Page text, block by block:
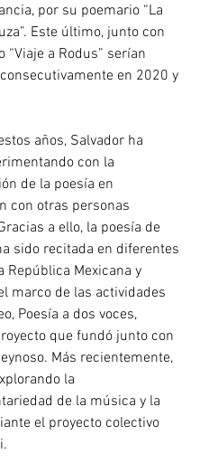
, por su poemario “La
Este último, junto con
“Viaje a Rodus” serían
en 2020 y
años, Salvador ha
con la
de la poesía en
con otras personas
a ello, la poesía de
sido recitada en diferentes
República Mexicana y
marco de las actividades
Poesía a dos voces,
que fundó junto con
. Más recientemente,
la
de la música y la
el proyecto colectivo
.